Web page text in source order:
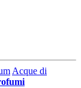
Acque di